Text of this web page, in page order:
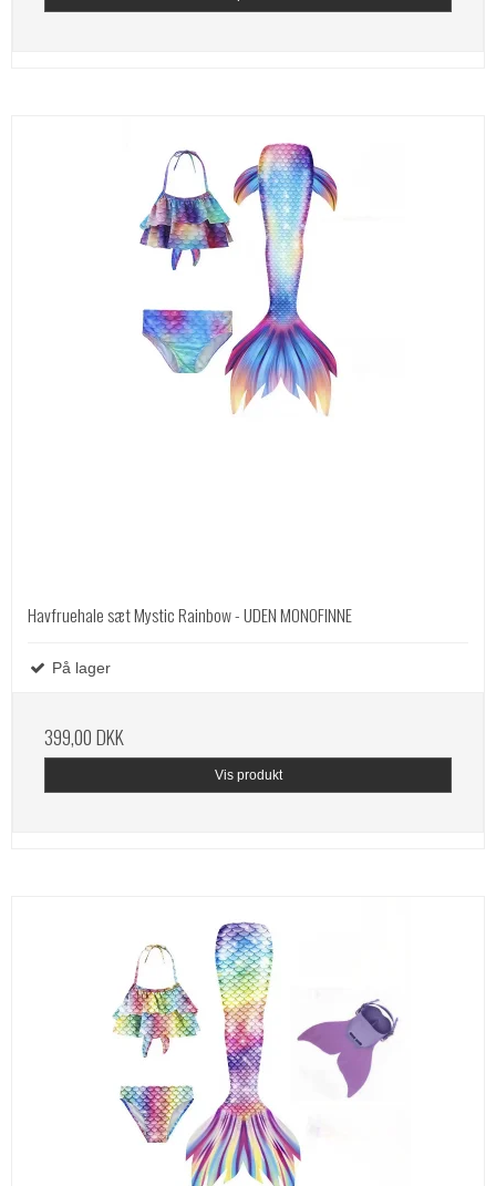
Havfruehale sæt Mystic Rainbow - UDEN MONOFINNE
På lager
399,00 DKK
Vis produkt